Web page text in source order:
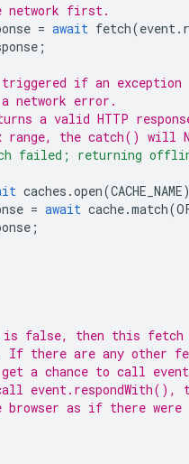
network first.
= await fetch(event .
;
if an exception
network error.
a valid HTTP
range, the catch() will
failed; returning
caches .open(CACHE_NAME
= await cache.match(
;
false, then this fetch
there are any other
a chance to call
event.respondWith(),
as if there were